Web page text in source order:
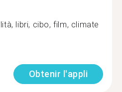
libri, cibo, film, climate
Obtenir l'appli